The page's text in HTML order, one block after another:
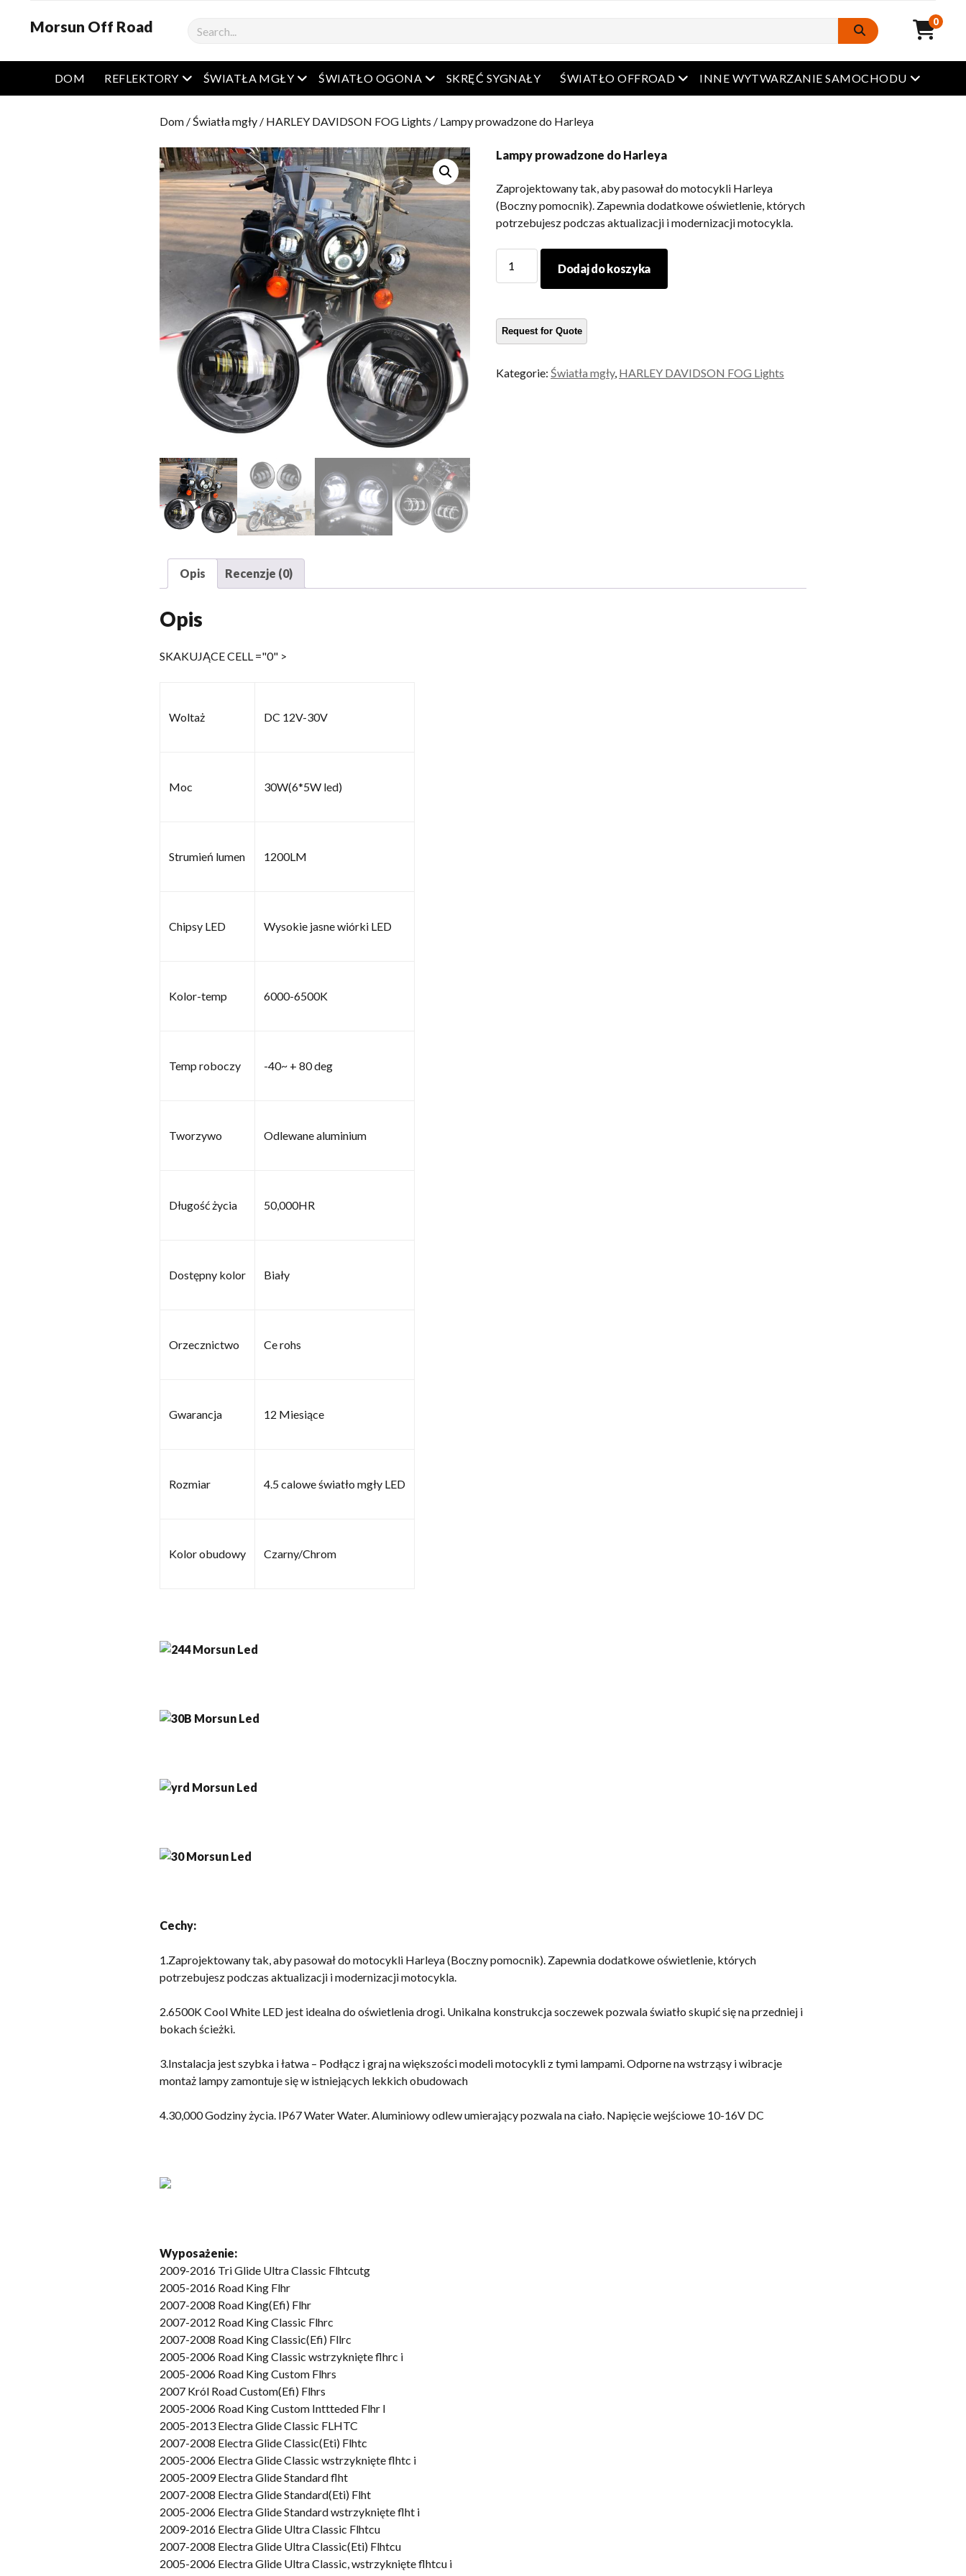
Morsun Off Road Szukaj 0
DOM REFLEKTORY Otwarte menu
ŚWIATŁA MGŁY Otwarte menu
ŚWIATŁO OGONA Otwarte menu
SKRĘĆ SYGNAŁY ŚWIATŁO OFFROAD Otwarte menu
INNE WYTWARZANIE SAMOCHODU Otwarte
Dom /Światła mgły / HARLEY DAVIDSON FOG Lights / Lampy prowadzone do Harleya
Lampy prowadzone do Harleya
Zaprojektowany tak, aby pasował do motocykli Harleya
(Boczny pomocnik). Zapewnia dodatkowe oświetlenie, których
potrzebujesz podczas aktualizacji i modernizacji motocykla.
prowadzone
ilość
Dodaj do koszyka
Kategorie: Światła mgły, HARLEY DAVIDSON FOG Lights
Opis Recenzje (0)
Opis
SKAKUJĄCE CELL ="0" >
Woltaż DC 12V-30V
Moc 30W(6*5W led)
Strumień lumen 1200LM
Chipsy LED Wysokie jasne wiórki LED
Kolor-temp 6000-6500K
Temp roboczy -40~ + 80 deg
Tworzywo Odlewane aluminium
Długość życia 50,000HR
Dostępny kolor Biały
Orzecznictwo Ce rohs
Gwarancja 12 Miesiące
Rozmiar 4.5 calowe światło mgły LED
Kolor obudowy Czarny/Chrom
Cechy:
1.Zaprojektowany tak, aby pasował do motocykli Harleya (Boczny pomocnik). Zapewnia dodatkowe oświetlenie, których
potrzebujesz podczas aktualizacji i modernizacji motocykla.
2.6500K Cool White LED jest idealna do oświetlenia drogi. Unikalna konstrukcja soczewek pozwala światło skupić się na przedniej i
bokach ścieżki.
3.Instalacja jest szybka i łatwa – Podłącz i graj na większości modeli motocykli z tymi lampami. Odporne na wstrząsy i wibracje
montaż lampy zamontuje się w istniejących lekkich obudowach
4.30,000 Godziny życia. IP67 Water Water. Aluminiowy odlew umierający pozwala na ciało. Napięcie wejściowe 10-16V DC
Wyposażenie:
2009-2016 Tri Glide Ultra Classic Flhtcutg
2005-2016 Road King Flhr
2007-2008 Road King(Efi) Flhr
2007-2012 Road King Classic Flhrc
2007-2008 Road King Classic(Efi) Fllrc
2005-2006 Road King Classic wstrzyknięte flhrc i
2005-2006 Road King Custom Flhrs
2007 Król Road Custom(Efi) Flhrs
2005-2006 Road King Custom Inttteded Flhr I
2005-2013 Electra Glide Classic FLHTC
2007-2008 Electra Glide Classic(Eti) Flhtc
2005-2006 Electra Glide Classic wstrzyknięte flhtc i
2005-2009 Electra Glide Standard flht
2007-2008 Electra Glide Standard(Eti) Flht
2005-2006 Electra Glide Standard wstrzyknięte flht i
2009-2016 Electra Glide Ultra Classic Flhtcu
2007-2008 Electra Glide Ultra Classic(Eti) Flhtcu
2005-2006 Electra Glide Ultra Classic, wstrzyknięte flhtcu i